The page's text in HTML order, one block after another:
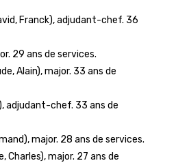
Franck), adjudant-chef. 36
29 ans de services.
Alain), major. 33 ans de
adjudant-chef. 33 ans de
major. 28 ans de services.
Charles), major. 27 ans de